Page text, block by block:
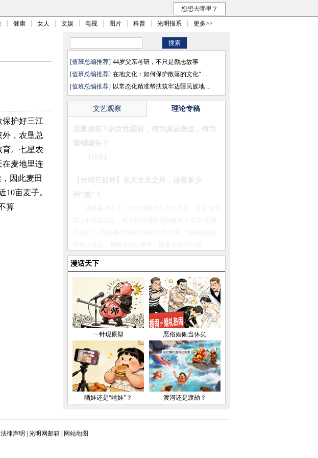
您想去哪里？
健康 女人 文娱 电视 图片 科普 光明报系 更多>>
护好三江
，农垦总
。七星农
在麦地里连
因此麦田
亩麦子。
算
[值班总编推荐] 44岁父亲考研，不只是励志故事
[值班总编推荐] 在地文化：如何保护散落的文化“ ...
[值班总编推荐] 以常态化精准帮扶筑牢边疆民族地 ...
文艺观察 理论专稿
我国文旅消费正在扩容升级
【详细】
【详细】
漫话天下
一针现原型 恶俗婚闹当休矣
晒娃还是“啃娃”？ 渡河还是渡劫？
法律声明 光明网邮箱 网站地图